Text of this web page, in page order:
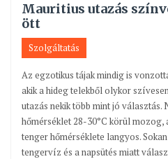
Mauritius utazás
ött
Szolgáltatás
Az egzotikus tájak mindig is
akik a hideg telekből olykor
utazás nekik több mint jó
hőmérséklet 28-30°C körül mozog,
tenger hőmérséklete langyos.
tengervíz és a napsütés miatt